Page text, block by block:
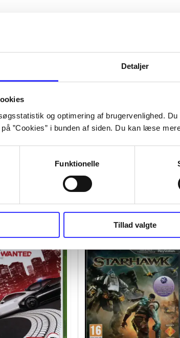
Detaljer
og optimering af brugervenlighed.
”Cookies” i bunden af siden. Du kan læse
Funktionelle
Tillad valgte